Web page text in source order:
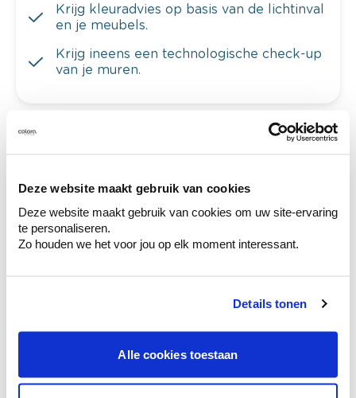
Deze website maakt gebruik van cookies
Deze website maakt gebruik van cookies om uw site-ervaring
te personaliseren.
Zo houden we het voor jou op elk moment interessant.
Details tonen
Alle cookies toestaan
Krijg kleuradvies op basis van de lichtinval
en je meubels.
Krijg ineens een technologische check-up
van je muren.
Ontdek er kleurechte stalen van je
kleurenselectie.
Bekijk er de bijhorende tinten om je kleur
te verfijnen.